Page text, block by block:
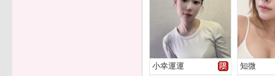
小幸運運 知微